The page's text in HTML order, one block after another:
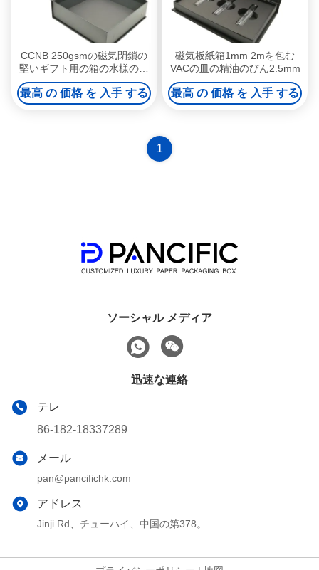
CCNB 250gsmの磁気閉鎖の
堅いギフト用の箱の水様のコ
ーティング
最高 の 価格 を 入手 する
磁気板紙箱1mm 2mを包む
VACの皿の精油のびん2.5mm
最高 の 価格 を 入手 する
1
ソーシャル メディア
迅速な連絡
テレ
86-182-18337289
メール
pan@pancifichk.com
アドレス
Jinji Rd、チューハイ、中国の第378。